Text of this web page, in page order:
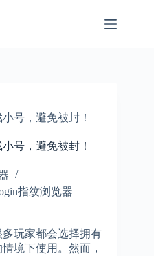
号，避免被封！
号，避免被封！
指纹浏览器
玩家都会选择拥有
境下使用。然而，